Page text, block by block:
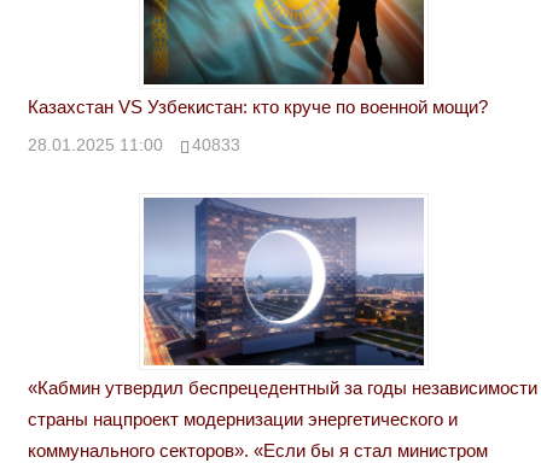
Казахстан VS Узбекистан: кто круче по военной мощи?
28.01.2025 11:00 40833
«Кабмин утвердил беспрецедентный за годы независимости
страны нацпроект модернизации энергетического и
коммунального секторов». «Если бы я стал министром